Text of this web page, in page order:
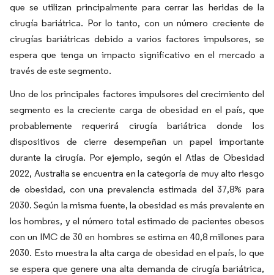
que se utilizan principalmente para cerrar las heridas de la
cirugía bariátrica. Por lo tanto, con un número creciente de
cirugías bariátricas debido a varios factores impulsores, se
espera que tenga un impacto significativo en el mercado a
través de este segmento.
Uno de los principales factores impulsores del crecimiento del
segmento es la creciente carga de obesidad en el país, que
probablemente requerirá cirugía bariátrica donde los
dispositivos de cierre desempeñan un papel importante
durante la cirugía. Por ejemplo, según el Atlas de Obesidad
2022, Australia se encuentra en la categoría de muy alto riesgo
de obesidad, con una prevalencia estimada del 37,8% para
2030. Según la misma fuente, la obesidad es más prevalente en
los hombres, y el número total estimado de pacientes obesos
con un IMC de 30 en hombres se estima en 40,8 millones para
2030. Esto muestra la alta carga de obesidad en el país, lo que
se espera que genere una alta demanda de cirugía bariátrica,